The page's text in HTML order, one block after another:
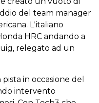
del team manager
L'italiano
HRC andando a
relegato ad un
in occasione del
intervento